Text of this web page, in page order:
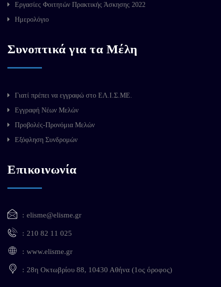
Εργασίες Φοιτητών Πρακτικής Άσκησης 2022
Ημερολόγιο
Συνοπτικά για τα Μέλη
Γιατί πρέπει να εγγραφώ στο ΕΛ.Ι.Σ.ΜΕ.
Εγγραφή Νέων Μελών
Προβολές-Προνόμια Μελών
Εξόφληση Συνδρομών
Επικοινωνία
elisme@elisme.gr
210 82 11 025
www.elisme.gr
28η Οκτωβρίου 88, 10430 Αθήνα (1ος όροφος)